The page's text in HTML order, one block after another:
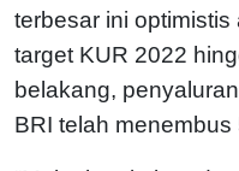
terbesar ini
target KUR 2022
belakang,
BRI telah